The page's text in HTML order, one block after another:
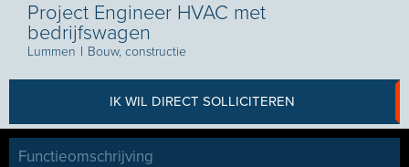
Project Engineer HVAC met
bedrijfswagen
Lummen I Bouw, constructie
IK WIL DIRECT SOLLICITEREN
Functieomschrijving